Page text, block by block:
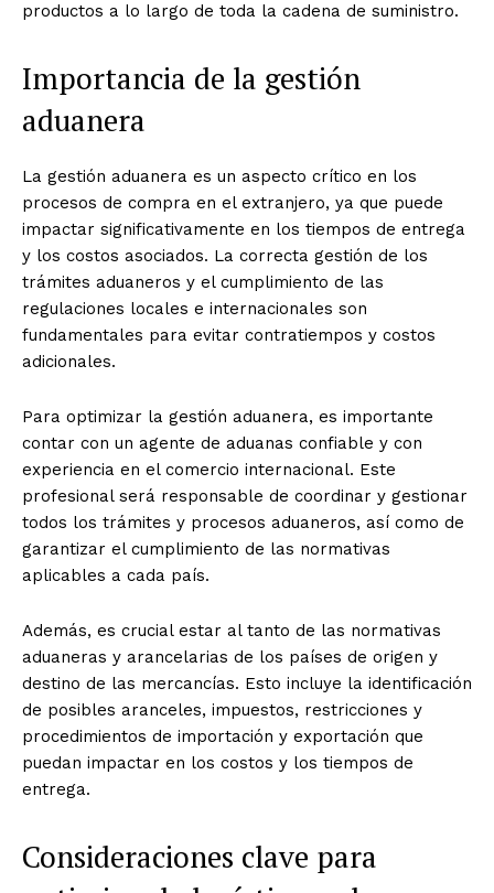
productos a lo largo de toda la cadena de suministro.
Importancia de la gestión
aduanera
La gestión aduanera es un aspecto crítico en los
procesos de compra en el extranjero, ya que puede
impactar significativamente en los tiempos de entrega
y los costos asociados. La correcta gestión de los
trámites aduaneros y el cumplimiento de las
regulaciones locales e internacionales son
fundamentales para evitar contratiempos y costos
adicionales.
Para optimizar la gestión aduanera, es importante
contar con un agente de aduanas confiable y con
experiencia en el comercio internacional. Este
profesional será responsable de coordinar y gestionar
todos los trámites y procesos aduaneros, así como de
garantizar el cumplimiento de las normativas
aplicables a cada país.
Además, es crucial estar al tanto de las normativas
aduaneras y arancelarias de los países de origen y
destino de las mercancías. Esto incluye la identificación
de posibles aranceles, impuestos, restricciones y
procedimientos de importación y exportación que
puedan impactar en los costos y los tiempos de
entrega.
Consideraciones clave para